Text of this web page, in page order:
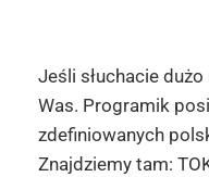
Jeśli słuchacie
Was. Programik
zdefiniowanych
Znajdziemy tam: